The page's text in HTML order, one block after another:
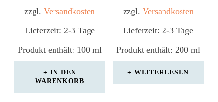
zzgl.Versandkosten
Lieferzeit: 2-3 Tage
Produkt enthält: 100 ml
IN DEN
WARENKORB
zzgl. Versandkosten
Lieferzeit: 2-3 Tage
Produkt enthält: 200ml
WEITERLESEN